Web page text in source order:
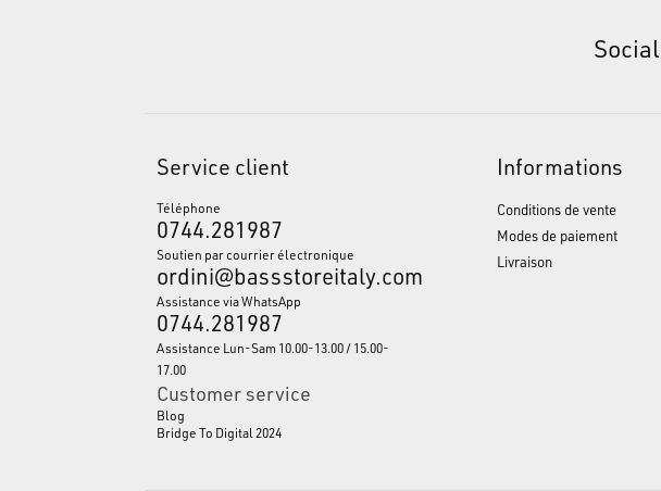
Social
Service client
Téléphone
0744.281987
Soutien par courrier électronique
ordini@bassstoreitaly.com
Assistance via WhatsApp
0744.281987
Assistance Lun-Sam 10.00-13.00 / 15.00-
17.00
Customer service
Blog
Bridge To Digital 2024
Informations
Conditions de vente
Modes de paiement
Livraison